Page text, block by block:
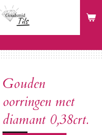
Gouden
oorringen met
diamant 0,38crt.